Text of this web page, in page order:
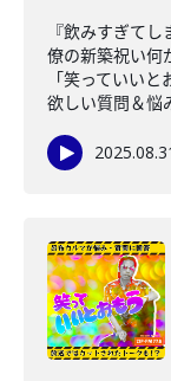
『飲みすぎて
僚の新築祝い何
「笑っていい
欲しい質問＆悩